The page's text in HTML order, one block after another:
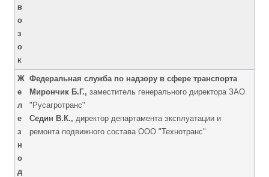
в
о
з
о
к
Ж
е
л
е
з
н
о
д
Федеральная служба по надзору в сфере транспорта
Мирончик Б.Г., заместитель генерального директора ЗАО
"Русагротранс"
Седин В.К., директор департамента эксплуатации и
ремонта подвижного состава ООО "Технотранс"